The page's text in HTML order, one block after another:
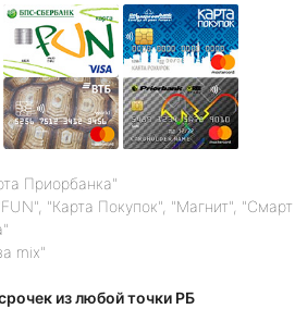
Приорбанка"
"Карта Покупок", "Магнит", "Смарт
mix"
из любой точки РБ